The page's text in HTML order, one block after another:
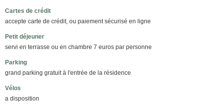
Cartes de crédit
accepte carte de crédit, ou paiement sécurisé en ligne
Petit déjeuner
servi en terrasse ou en chambre 7 euros par personne
Parking
grand parking gratuit à l'entrée de la résidence
Vélos
a disposition